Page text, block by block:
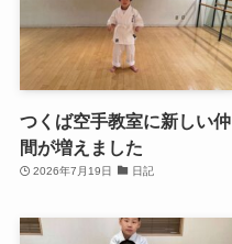
つくば空手教室に新しい仲
間が増えました
2026年7月19日 日記